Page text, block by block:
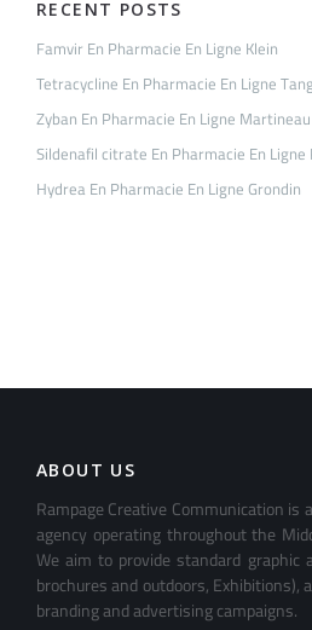
RECENT POSTS
Famvir En Pharmacie En Ligne Klein
Tetracycline En Pharmacie En Ligne
Zyban En Pharmacie En Ligne Martineau
Sildenafil citrate En Pharmacie En
Hydrea En Pharmacie En Ligne Grondin
ABOUT US
Rampage Creative Communication
agency operating throughout the
We aim to provide standard graphic
brochures and outdoors, Exhibitions),
branding and advertising campaigns.